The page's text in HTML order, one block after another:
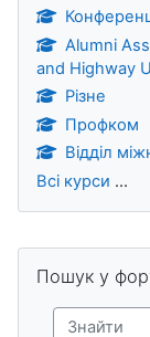
Alumni
and Highway
Різне
Профком
Відділ
Всі курси ...
Блоки
Пошук у
Знайти